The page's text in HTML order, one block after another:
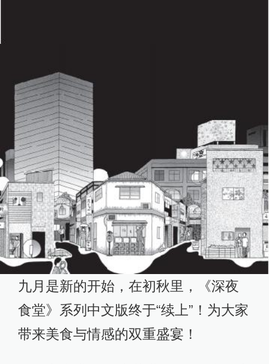
九月是新的开始，在初秋里，《深夜
食堂》系列中文版终于“续上”！为大家
带来美食与情感的双重盛宴！